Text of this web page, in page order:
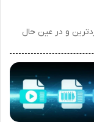
و در عین حال